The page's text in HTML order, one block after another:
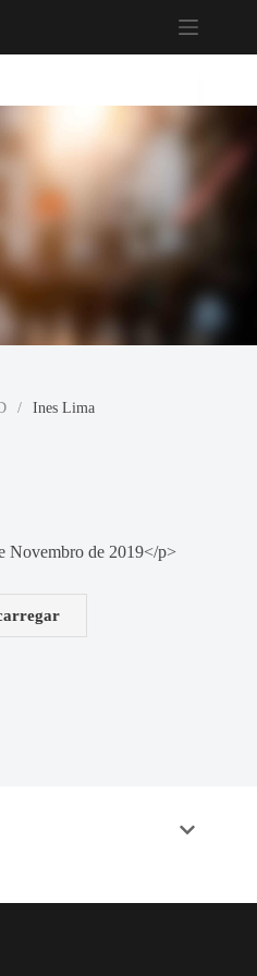
/ Ines Lima
Novembro de 2019</p>